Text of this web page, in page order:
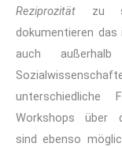
Reziprozität zu
dokumentieren das
auch
unterschiedliche
Workshops über
sind ebenso